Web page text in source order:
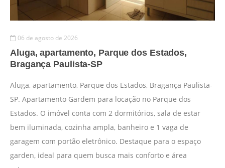
06 de agosto de 2026
Aluga, apartamento, Parque dos Estados,
Bragança Paulista-SP
Aluga, apartamento, Parque dos Estados, Bragança Paulista-
SP. Apartamento Gardem para locação no Parque dos
Estados. O imóvel conta com 2 dormitórios, sala de estar
bem iluminada, cozinha ampla, banheiro e 1 vaga de
garagem com portão eletrônico. Destaque para o espaço
garden, ideal para quem busca mais conforto e área